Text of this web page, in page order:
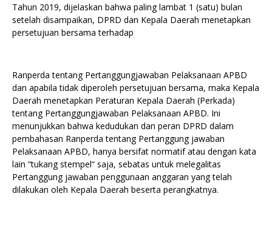
Tahun 2019, dijelaskan bahwa paling lambat 1 (satu) bulan
setelah disampaikan, DPRD dan Kepala Daerah menetapkan
persetujuan bersama terhadap
Ranperda tentang Pertanggungjawaban Pelaksanaan APBD
dan apabila tidak diperoleh persetujuan bersama, maka Kepala
Daerah menetapkan Peraturan Kepala Daerah (Perkada)
tentang Pertanggungjawaban Pelaksanaan APBD. Ini
menunjukkan bahwa kedudukan dan peran DPRD dalam
pembahasan Ranperda tentang Pertanggung jawaban
Pelaksanaan APBD, hanya bersifat normatif atau dengan kata
lain “tukang stempel“ saja, sebatas untuk melegalitas
Pertanggung jawaban penggunaan anggaran yang telah
dilakukan oleh Kepala Daerah beserta perangkatnya.